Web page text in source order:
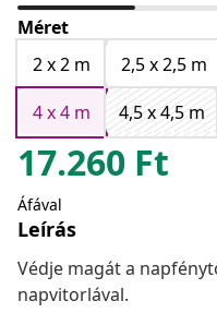
Méret
2 x 2 m
2,5 x 2,5 m
4 x 4 m
4,5 x 4,5 m
17.260 Ft
Áfával
Leírás
Védje magát a
napvitorlával.